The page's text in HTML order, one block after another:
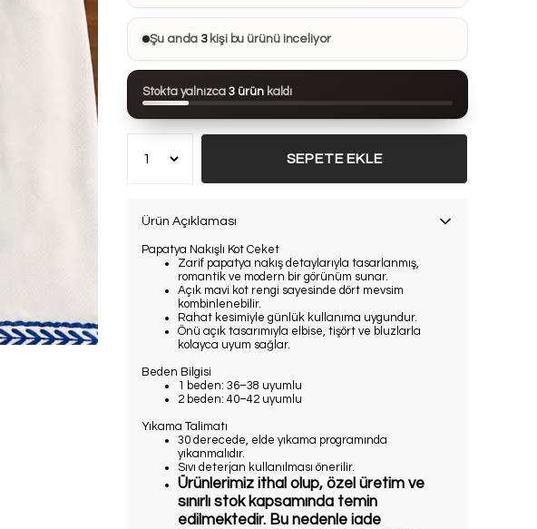
Bu ürünü 21 kişi favorilerine ekledi
Bu ürün son 24 saatte79 kezgörüntülendi
Şu anda 3kişi bu ürünü inceliyor
Stokta yalnızca 3 ürün kaldı
SEPETE EKLE
Ürün Açıklaması
Papatya Nakışlı Kot Ceket
Zarif papatya nakış detaylarıyla tasarlanmış,
romantik ve modern bir görünüm sunar.
Açık mavi kot rengi sayesinde dört mevsim
kombinlenebilir.
Rahat kesimiyle günlük kullanıma uygundur.
Önü açık tasarımıyla elbise, tişört ve bluzlarla
kolayca uyum sağlar.
Beden Bilgisi
1 beden: 36–38 uyumlu
2 beden: 40–42 uyumlu
Yıkama Talimatı
30 derecede, elde yıkama programında
yıkanmalıdır.
Sıvı deterjan kullanılması önerilir.
Ürünlerimiz ithal olup, özel üretim ve
sınırlı stok kapsamında temin
edilmektedir. Bu nedenle iade